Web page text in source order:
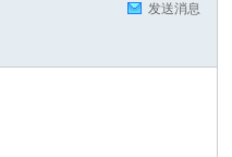
发送消息